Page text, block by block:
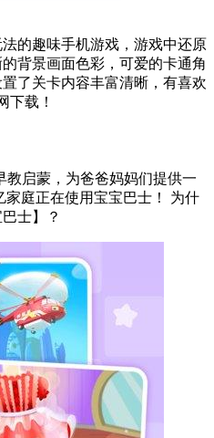
的趣味手机游戏，游戏中还原
背景画面色彩，可爱的卡通角
了关卡内容丰富清晰，有喜欢
下载！
教启蒙，为爸爸妈妈们提供一
家庭正在使用宝宝巴士！ 为什
士】？